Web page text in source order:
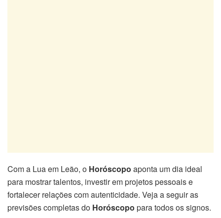
Com a Lua em Leão, o Horóscopo aponta um dia ideal
para mostrar talentos, investir em projetos pessoais e
fortalecer relações com autenticidade. Veja a seguir as
previsões completas do Horóscopo para todos os signos.